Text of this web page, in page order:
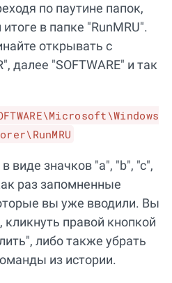
по паутине папок,
в папке "RunMRU".
открывать с
далее "SOFTWARE" и так
виде значков "а", "b", "c",
раз запомненные
вы уже вводили. Вы
правой кнопкой
либо также убрать
из истории.